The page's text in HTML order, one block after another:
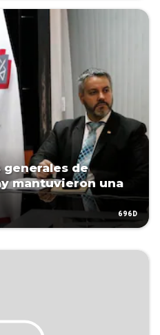
generales de
mantuvieron una
696D